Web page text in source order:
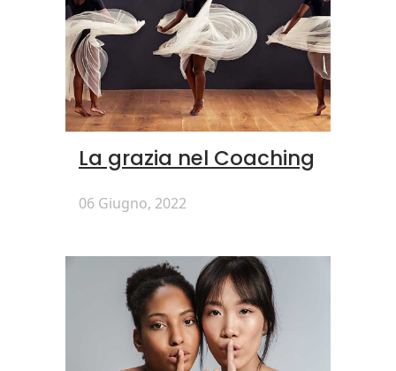
La grazia nel Coaching
06 Giugno, 2022